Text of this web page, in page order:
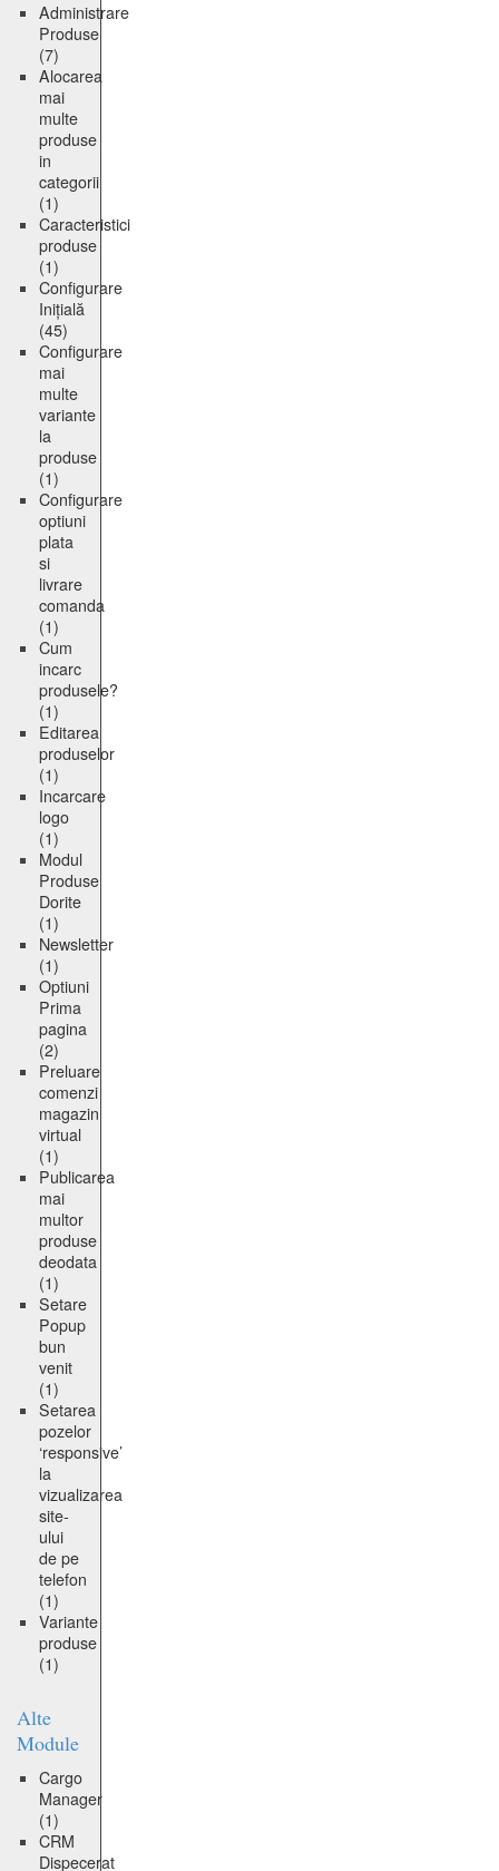
Administrare
Produse
(7)
Alocarea
mai
multe
produse
in
categorii
(1)
Caracteristici
produse
(1)
Configurare
Inițială
(45)
Configurare
mai
multe
variante
la
produse
(1)
Configurare
optiuni
plata
si
livrare
comanda
(1)
Cum
incarc
produsele?
(1)
Editarea
produselor
(1)
Incarcare
logo
(1)
Modul
Produse
Dorite
(1)
Newsletter
(1)
Optiuni
Prima
pagina
(2)
Preluare
comenzi
magazin
virtual
(1)
Publicarea
mai
multor
produse
deodata
(1)
Setare
Popup
bun
venit
(1)
Setarea
pozelor
‘responsive’
la
vizualizarea
site-
ului
de pe
telefon
(1)
Variante
produse
(1)
Alte
Module
Cargo
Manager
(1)
CRM
Dispecerat